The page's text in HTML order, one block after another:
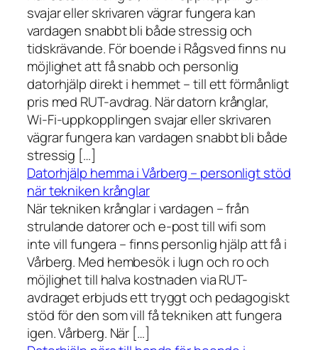
svajar eller skrivaren vägrar fungera kan
vardagen snabbt bli både stressig och
tidskrävande. För boende i Rågsved finns nu
möjlighet att få snabb och personlig
datorhjälp direkt i hemmet – till ett förmånligt
pris med RUT-avdrag. När datorn krånglar,
Wi-Fi-uppkopplingen svajar eller skrivaren
vägrar fungera kan vardagen snabbt bli både
stressig […]
Datorhjälp hemma i Vårberg – personligt stöd
när tekniken krånglar
När tekniken krånglar i vardagen – från
strulande datorer och e-post till wifi som
inte vill fungera – finns personlig hjälp att få i
Vårberg. Med hembesök i lugn och ro och
möjlighet till halva kostnaden via RUT-
avdraget erbjuds ett tryggt och pedagogiskt
stöd för den som vill få tekniken att fungera
igen. Vårberg. När […]